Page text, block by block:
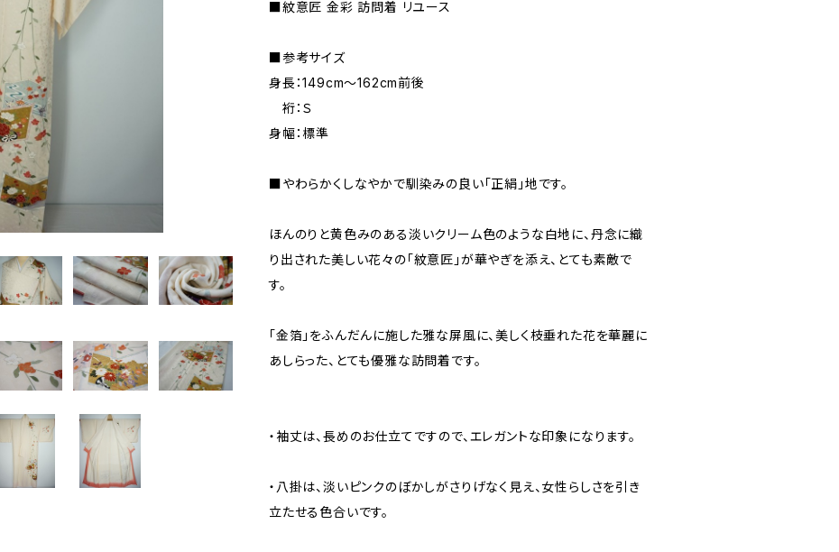
■紋意匠 金彩 訪問着 リユース
■参考サイズ
身長：149cm～162cm前後
裄：Ｓ
身幅：標準
■やわらかくしなやかで馴染みの良い「正絹」地です。
ほんのりと黄色みのある淡いクリーム色のような白地に、丹念に織
り出された美しい花々の「紋意匠」が華やぎを添え、とても素敵で
す。
「金箔」をふんだんに施した雅な屏風に、美しく枝垂れた花を華麗に
あしらった、とても優雅な訪問着です。
・袖丈は、長めのお仕立てですので、エレガントな印象になります。
・八掛は、淡いピンクのぼかしがさりげなく見え、女性らしさを引き
立たせる色合いです。